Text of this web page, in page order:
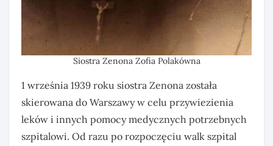
Siostra Zenona Zofia Polakówna
1 września 1939 roku siostra Zenona została
skierowana do Warszawy w celu przywiezienia
leków i innych pomocy medycznych potrzebnych
szpitalowi. Od razu po rozpoczęciu walk szpital